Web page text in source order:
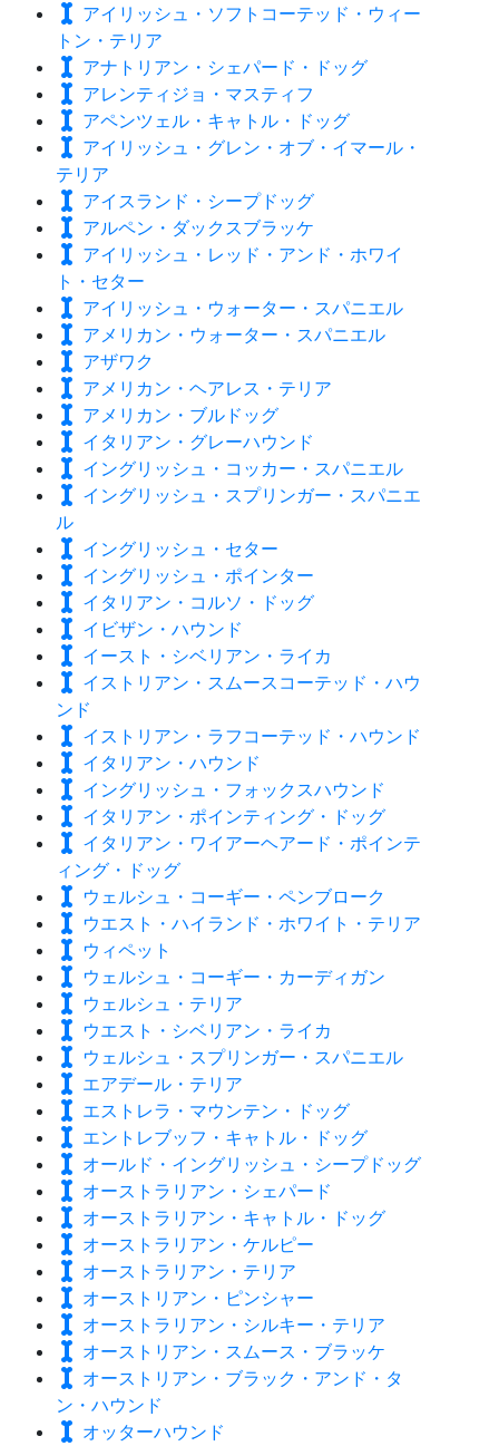
アイリッシュ・ソフトコーテッド・ウィー
トン・テリア
アナトリアン・シェパード・ドッグ
アレンティジョ・マスティフ
アペンツェル・キャトル・ドッグ
アイリッシュ・グレン・オブ・イマール・
テリア
アイスランド・シープドッグ
アルペン・ダックスブラッケ
アイリッシュ・レッド・アンド・ホワイ
ト・セター
アイリッシュ・ウォーター・スパニエル
アメリカン・ウォーター・スパニエル
アザワク
アメリカン・ヘアレス・テリア
アメリカン・ブルドッグ
イタリアン・グレーハウンド
イングリッシュ・コッカー・スパニエル
イングリッシュ・スプリンガー・スパニエ
ル
イングリッシュ・セター
イングリッシュ・ポインター
イタリアン・コルソ・ドッグ
イビザン・ハウンド
イースト・シベリアン・ライカ
イストリアン・スムースコーテッド・ハウ
ンド
イストリアン・ラフコーテッド・ハウンド
イタリアン・ハウンド
イングリッシュ・フォックスハウンド
イタリアン・ポインティング・ドッグ
イタリアン・ワイアーヘアード・ポインテ
ィング・ドッグ
ウェルシュ・コーギー・ペンブローク
ウエスト・ハイランド・ホワイト・テリア
ウィペット
ウェルシュ・コーギー・カーディガン
ウェルシュ・テリア
ウエスト・シベリアン・ライカ
ウェルシュ・スプリンガー・スパニエル
エアデール・テリア
エストレラ・マウンテン・ドッグ
エントレブッフ・キャトル・ドッグ
オールド・イングリッシュ・シープドッグ
オーストラリアン・シェパード
オーストラリアン・キャトル・ドッグ
オーストラリアン・ケルピー
オーストラリアン・テリア
オーストリアン・ピンシャー
オーストラリアン・シルキー・テリア
オーストリアン・スムース・ブラッケ
オーストリアン・ブラック・アンド・タ
ン・ハウンド
オッターハウンド